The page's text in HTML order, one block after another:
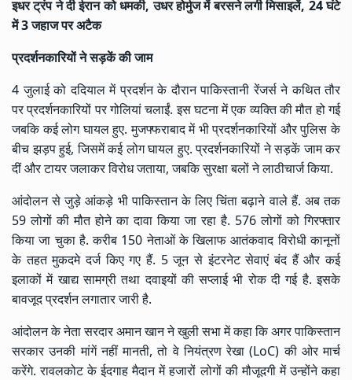
इधर ट्रंप ने दी ईरान को धमकी, उधर होर्मुज में बरसने लगी मिसाइलें, 24 घंटे
में 3 जहाज पर अटैक
प्रदर्शनकारियों ने सड़कें की जाम
4 जुलाई को ददियाल में प्रदर्शन के दौरान पाकिस्तानी रेंजर्स ने कथित तौर
पर प्रदर्शनकारियों पर गोलियां चलाईं. इस घटना में एक व्यक्ति की मौत हो गई
जबकि कई लोग घायल हुए. मुजफ्फराबाद में भी प्रदर्शनकारियों और पुलिस के
बीच झड़प हुई, जिसमें कई लोग घायल हुए. प्रदर्शनकारियों ने सड़कें जाम कर
दीं और टायर जलाकर विरोध जताया, जबकि सुरक्षा बलों ने लाठीचार्ज किया.
आंदोलन से जुड़े आंकड़े भी पाकिस्तान के लिए चिंता बढ़ाने वाले हैं. अब तक
59 लोगों की मौत होने का दावा किया जा रहा है. 576 लोगों को गिरफ्तार
किया जा चुका है. करीब 150 नेताओं के खिलाफ आतंकवाद विरोधी कानूनों
के तहत मुकदमे दर्ज किए गए हैं. 5 जून से इंटरनेट सेवाएं बंद हैं और कई
इलाकों में खाद्य सामग्री तथा दवाइयों की सप्लाई भी रोक दी गई है. इसके
बावजूद प्रदर्शन लगातार जारी है.
आंदोलन के नेता सरदार अमान खान ने खुली सभा में कहा कि अगर पाकिस्तान
सरकार उनकी मांगें नहीं मानती, तो वे नियंत्रण रेखा (LoC) की ओर मार्च
करेंगे. रावलकोट के ईदगाह मैदान में हजारों लोगों की मौजूदगी में उन्होंने कहा